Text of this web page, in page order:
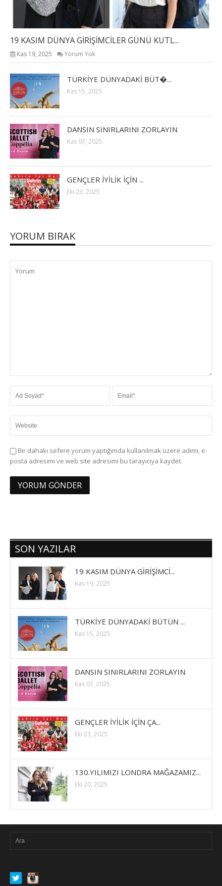
19 KASIM DÜNYA GİRİŞİMCİLER GÜNÜ KUTL...
Kas 19, 2025 Yorum Yok
TÜRKİYE DÜNYADAKİ BÜT�...
Kas 15, 2025
DANSIN SINIRLARINI ZORLAYIN
Kas 07, 2025
GENÇLER İYİLİK İÇİN ...
Eki 23, 2025
YORUM BIRAK
Bir dahaki sefere yorum yaptığımda kullanılmak üzere adımı, e-
posta adresimi ve web site adresimi bu tarayıcıya kaydet.
SON YAZILAR
19 KASIM DÜNYA GİRİŞİMCİ...
Kas 19, 2025
TÜRKİYE DÜNYADAKİ BÜTÜN ...
Kas 15, 2025
DANSIN SINIRLARINI ZORLAYIN
Kas 07, 2025
GENÇLER İYİLİK İÇİN ÇA...
Eki 23, 2025
130.YILIMIZI LONDRA MAĞAZAMIZ...
Eki 20, 2025